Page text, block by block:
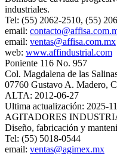
industriales.
Tel: (55) 2062-2510, (55)
email:
email: ventas@affisa.com.mx
web: www.affindustrial.com
Poniente 116 No. 957
Col. Magdalena de las
07760 Gustavo A. Madero,
ALTA: 2012-06-27
Ultima actualización: 2025-
AGITADORES
Diseño, fabricación y
Tel: (55) 5018-0544
email: ventas@agimex.mx